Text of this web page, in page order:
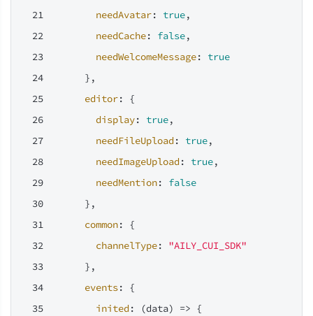
needAvatar: true,
needCache: false,
needWelcomeMessage: true
      },
editor: {
display: true,
needFileUpload: true,
needImageUpload: true,
needMention: false
      },
common: {
channelType: "AILY_CUI_SDK"
      },
events: {
inited: (data) => {